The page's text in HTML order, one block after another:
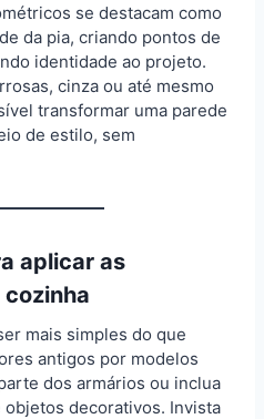
se destacam como
da pia, criando pontos de
identidade ao projeto.
cinza ou até mesmo
transformar uma parede
de estilo, sem
aplicar as
mais simples do que
antigos por modelos
dos armários ou inclua
decorativos. Invista